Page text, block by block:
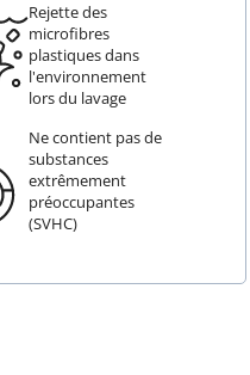
Rejette des
microfibres
plastiques dans
l'environnement
lors du lavage
Ne contient pas de
substances
extrêmement
préoccupantes
(SVHC)